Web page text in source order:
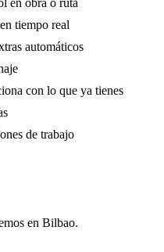
en obra o ruta
tiempo real
automáticos
con lo que ya tienes
de trabajo
en Bilbao.